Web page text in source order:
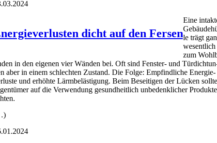
dicht auf den Fersen
Eine
le trägt
wesent­lich
zum
in den eige­nen vier Wän­den bei. Oft sind Fens­ter- und
aber in einem schlech­ten Zustand. Die Fol­ge: Emp­find­li­che Ener­gie­
und erhöh­te Lärm­be­läs­ti­gung. Beim Besei­ti­gen der Lücken
auf die Ver­wen­dung gesund­heit­lich unbe­denk­li­cher Pro­duk­te